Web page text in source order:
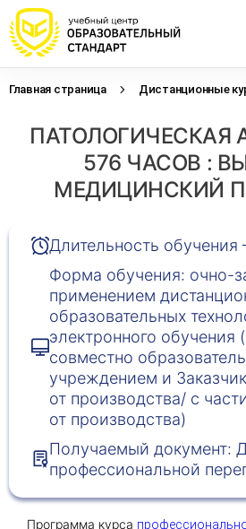
Главная страница Дистанционные
ПАТОЛОГИЧЕСКАЯ
576 ЧАСОВ :
МЕДИЦИНСКИЙ
Длительность обучения
Форма обучения: очно-
применением
образовательных
электронного обучения
совместно
учреждением и
от производства/ с
от производства)
Получаемый документ:
профессиональной
Программа курса
Оставьте свои данные,
свяжутся с
Приложите
Оставьте свои данные,
свяжутся с
начислением
Оставьте свои данные,
Получить